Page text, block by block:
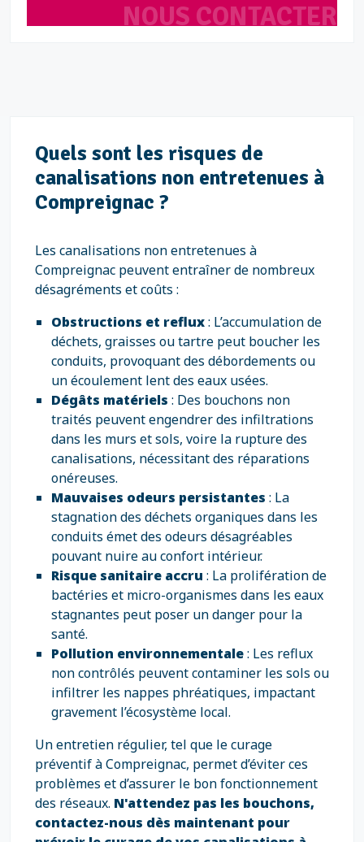
NOUS CONTACTER
Quels sont les risques de
canalisations non entretenues à
Compreignac ?
Les canalisations non entretenues à
Compreignac peuvent entraîner de nombreux
désagréments et coûts :
Obstructions et reflux: L’accumulation de
déchets, graisses ou tartre peut boucher les
conduits, provoquant des débordements ou
un écoulement lent des eaux usées.
Dégâts matériels : Des bouchons non
traités peuvent engendrer des infiltrations
dans les murs et sols, voire la rupture des
canalisations, nécessitant des réparations
onéreuses.
Mauvaises odeurs persistantes : La
stagnation des déchets organiques dans les
conduits émet des odeurs désagréables
pouvant nuire au confort intérieur.
Risque sanitaire accru : La prolifération de
bactéries et micro-organismes dans les eaux
stagnantes peut poser un danger pour la
santé.
Pollution environnementale: Les reflux
non contrôlés peuvent contaminer les sols ou
infiltrer les nappes phréatiques, impactant
gravement l’écosystème local.
Un entretien régulier, tel que le curage
préventif à Compreignac, permet d’éviter ces
problèmes et d’assurer le bon fonctionnement
des réseaux. N'attendez pas les bouchons,
contactez-nous dès maintenant pour